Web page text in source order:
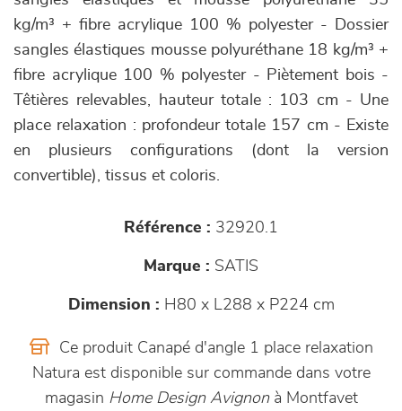
kg/m³ + fibre acrylique 100 % polyester - Dossier
sangles élastiques mousse polyuréthane 18 kg/m³ +
fibre acrylique 100 % polyester - Piètement bois -
Têtières relevables, hauteur totale : 103 cm - Une
place relaxation : profondeur totale 157 cm - Existe
en plusieurs configurations (dont la version
convertible), tissus et coloris.
Référence : 32920.1
Marque : SATIS
Dimension : H80 x L288 x P224 cm
Ce produit Canapé d'angle 1 place relaxation
Natura est disponible sur commande dans votre
magasin Home Design Avignonà Montfavet